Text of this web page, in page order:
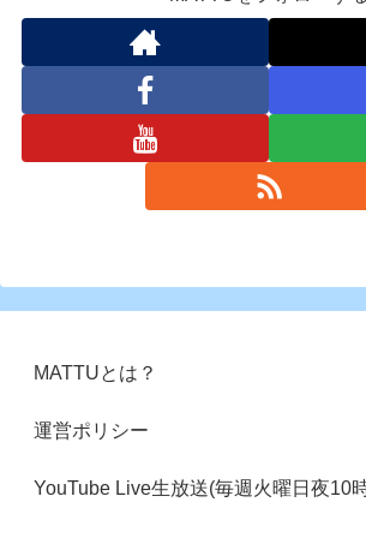
MATTUとは？
運営ポリシー
YouTube Live生放送(毎週火曜日夜10